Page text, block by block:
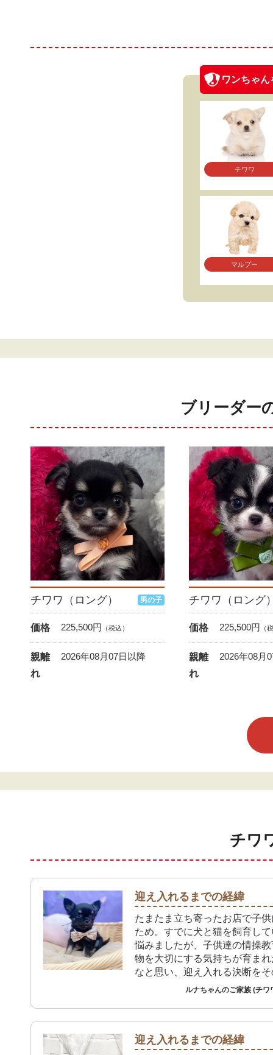
ワンちゃん
チワワ
マルプー
ブリーダー
チワワ（ロング） 男の子
価格 225,500円 （税込）
親離
れ
2026年08月07日以降
チワワ（ロング
価格 225,500円 （
親離
れ
2026年08月
チワ
迎え入れるまでの経緯
たまたま立ち寄ったお店で子
ため。すでに犬と猫を飼育し
悩みましたが、子供達の情操
物を大切にする気持ちが育ま
なと思い、迎え入れる決断を
ルナちゃんのご家族 (チワ
迎え入れるまでの経緯